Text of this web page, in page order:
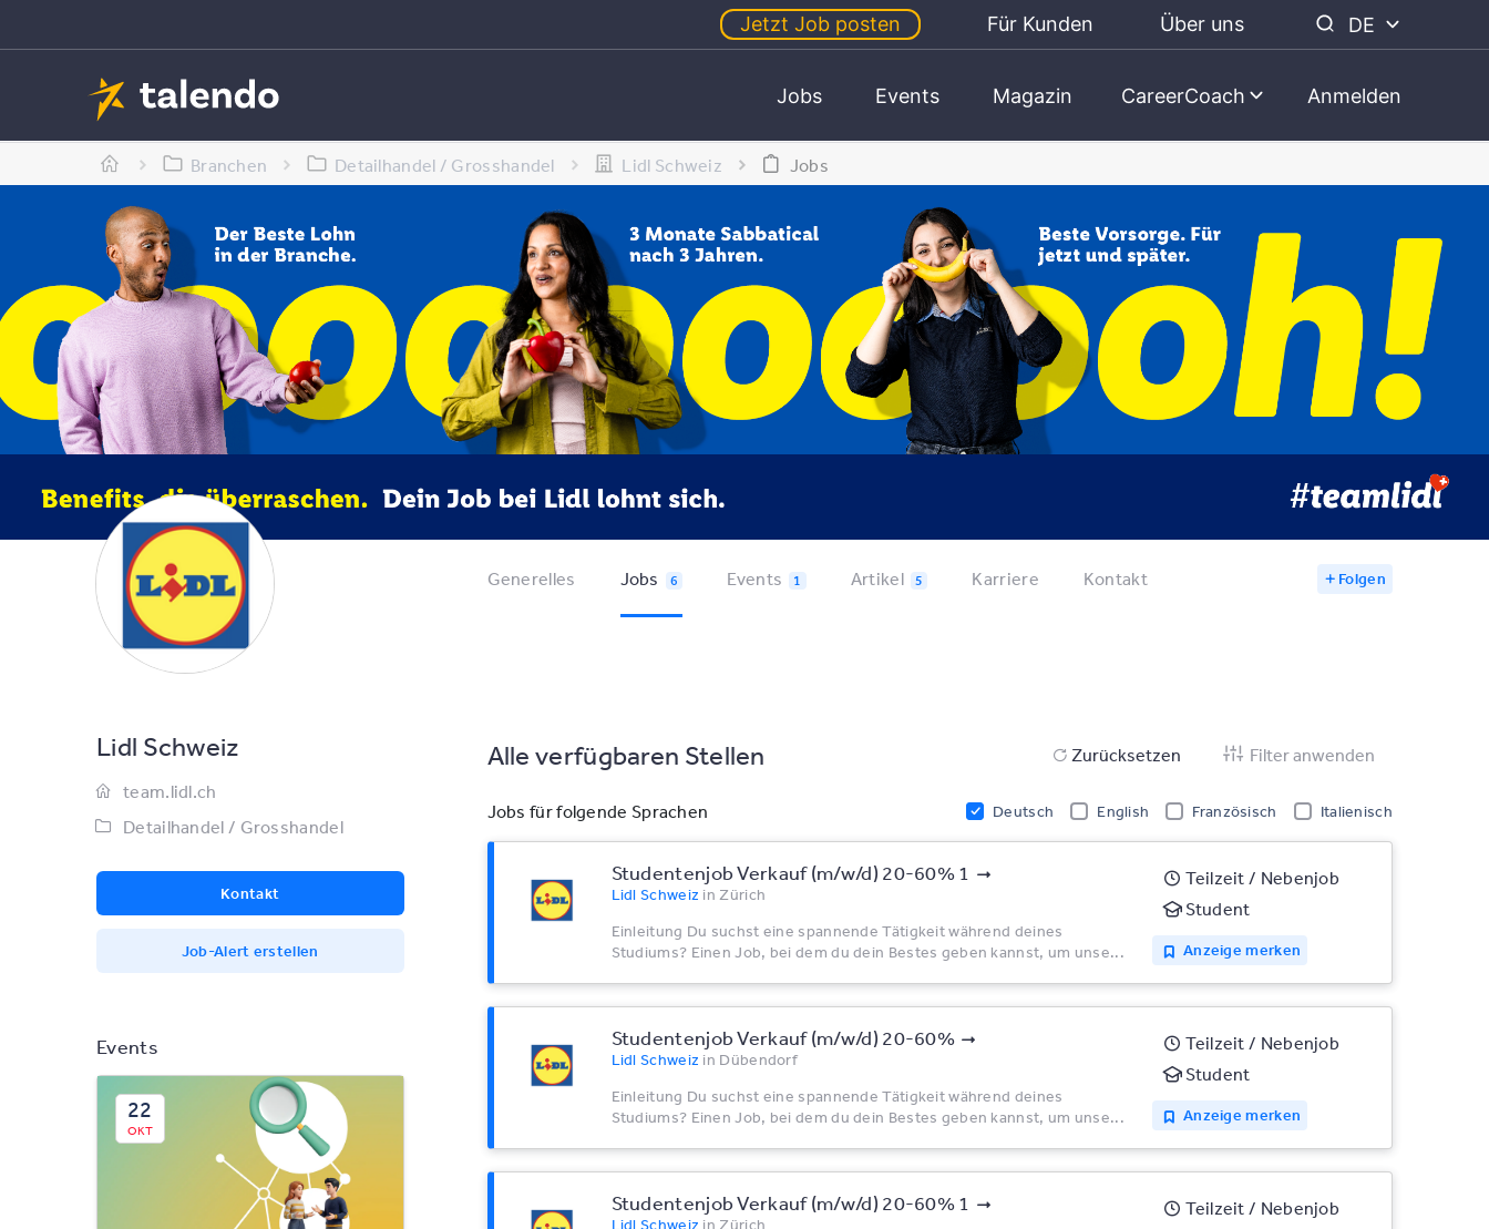
Jetzt Job posten Für Kunden Über uns DE
Jobs Events Magazin CareerCoach Anmelden
Branchen Detailhandel / Grosshandel Lidl Schweiz Jobs
Generelles Jobs 6 Events 1 Artikel 5 Karriere Kontakt Folgen
Lidl Schweiz
team.lidl.ch
Detailhandel / Grosshandel
Kontakt
Job-Alert erstellen
Events
22
OKT
Alle verfügbaren Stellen Zurücksetzen Filter anwenden
Jobs für folgende Sprachen Deutsch English Französisch Italienisch
Studentenjob Verkauf (m/w/d) 20-60% 1
Lidl Schweiz inZürich
Einleitung Du suchst eine spannende Tätigkeit während deines
Studiums? Einen Job, bei dem du dein Bestes geben kannst, um unse...
Teilzeit / Nebenjob
Student
Anzeige merken
Studentenjob Verkauf (m/w/d) 20-60%
Lidl Schweiz in Dübendorf
Einleitung Du suchst eine spannende Tätigkeit während deines
Studiums? Einen Job, bei dem du dein Bestes geben kannst, um unse...
Teilzeit / Nebenjob
Student
Anzeige merken
Studentenjob Verkauf (m/w/d) 20-60% 1
Teilzeit / Nebenjob